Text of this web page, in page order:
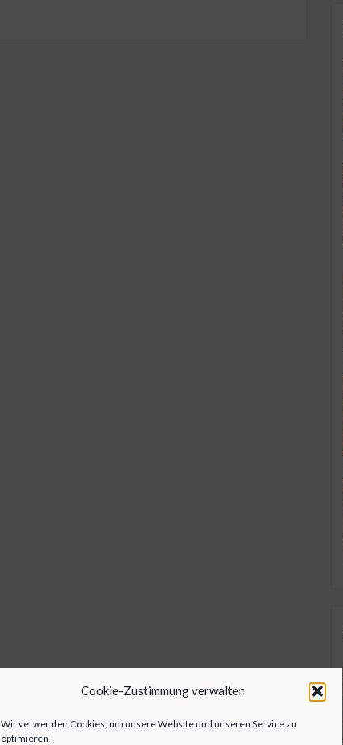
Cookie-Zustimmung verwalten
Wir verwenden Cookies, um unsere Website und unseren Service zu
optimieren.